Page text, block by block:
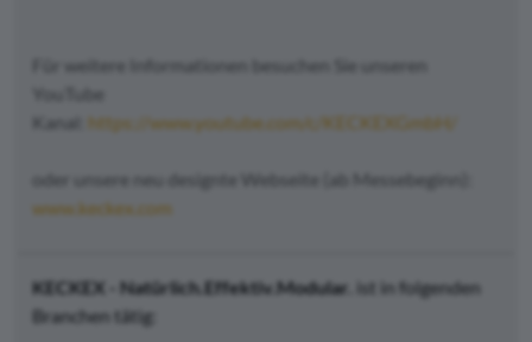
Für weitere Informationen besuchen Sie unseren
YouTube
Kanal:
https://www.youtube.com/c/KECKEXGmbH/
oder unsere neu designte Webseite (ab Messebeginn):
www.keckex.com
KECKEX - Natürlich.Effektiv.Modular. ist in folgenden
Branchen tätig: